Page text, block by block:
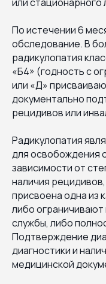
По истечении 6
обследование. В
радикулопатия
«Б4» (годность с
или «Д»
документально
рецидивов или
Радикулопатия
для освобождения
зависимости от
наличия
присвоена одна из
либо
службы, либо
Подтверждение
диагностики и
медицинской